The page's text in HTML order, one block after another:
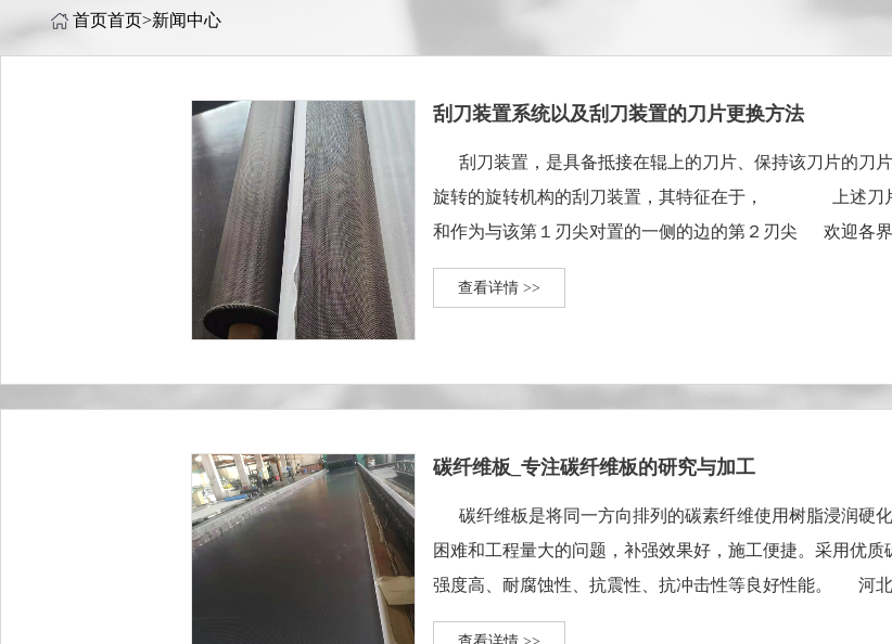
首页首页>新闻中心
刮刀装置系统以及刮刀装置的刀片更换方法
刮刀装置，是具备抵接在辊上的刀片、保持该刀片的刀
旋转的旋转机构的刮刀装置，其特征在于， 上述刀片
和作为与该第１刃尖对置的一侧的边的第２刃尖 欢迎各
碳纤维布、碳纤维···
查看详情 >>
碳纤维板_专注碳纤维板的研究与加工
碳纤维板是将同一方向排列的碳素纤维使用树脂浸润硬
困难和工程量大的问题，补强效果好，施工便捷。采用优
强度高、耐腐蚀性、抗震性、抗冲击性等良好性能。 河北